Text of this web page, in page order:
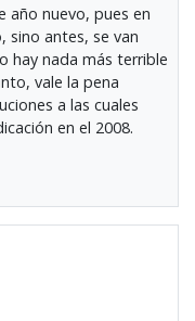
año nuevo, pues en
sino antes, se van
hay nada más terrible
vale la pena
a las cuales
en el 2008.